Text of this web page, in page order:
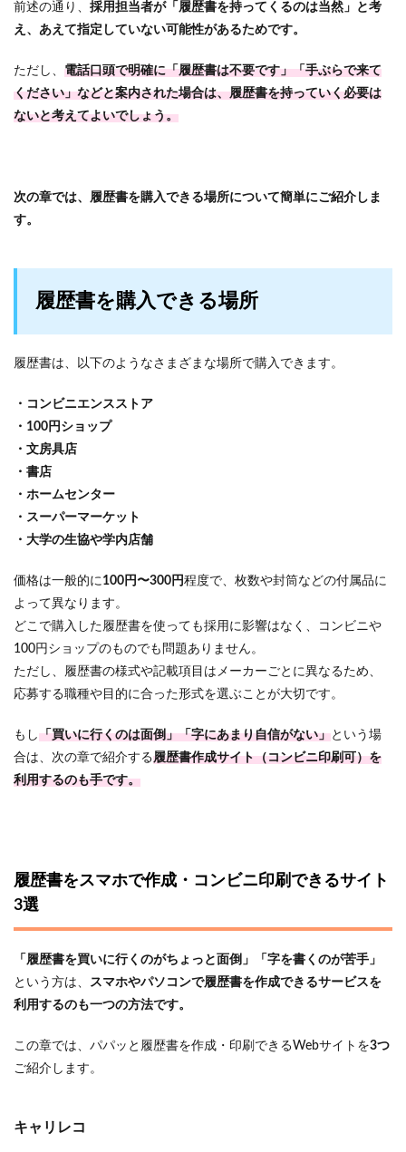
前述の通り、 採用担当者が「履歴書を持ってくるのは当然」と考
え、あえて指定していない可能性があるためです。
ただし、 電話口頭で明確に「履歴書は不要です」「手ぶらで来て
ください」などと案内された場合は、履歴書を持っていく必要は
ないと考えてよいでしょう。
次の章では、履歴書を購入できる場所について簡単にご紹介しま
す。
履歴書を購入できる場所
履歴書は、以下のようなさまざまな場所で購入できます。
・コンビニエンスストア
・100円ショップ
・文房具店
・書店
・ホームセンター
・スーパーマーケット
・大学の生協や学内店舗
価格は一般的に100円〜300円程度で、枚数や封筒などの付属品に
よって異なります。
どこで購入した履歴書を使っても採用に影響はなく、コンビニや
100円ショップのものでも問題ありません。
ただし、履歴書の様式や記載項目はメーカーごとに異なるため、
応募する職種や目的に合った形式を選ぶことが大切です。
もし「買いに行くのは面倒」「字にあまり自信がない」という場
合は、次の章で紹介する履歴書作成サイト（コンビニ印刷可）を
利用するのも手です。
履歴書をスマホで作成・コンビニ印刷できるサイト
3選
「履歴書を買いに行くのがちょっと面倒」「字を書くのが苦手」
という方は、 スマホやパソコンで履歴書を作成できるサービスを
利用するのも一つの方法です。
この章では、パパッと履歴書を作成・印刷できるWebサイトを3つ
ご紹介します。
キャリレコ